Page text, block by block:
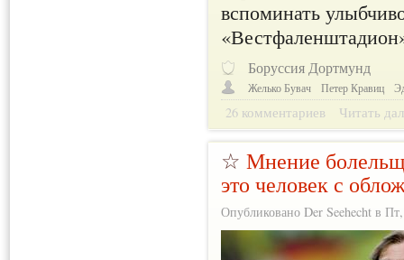
вспоминать
Боруссия Дортмунд
Желько Бувач Петер Кравиц
26 комментариев Читать
☆ Мнение
это человек с
Опубликовано Der Seehecht в